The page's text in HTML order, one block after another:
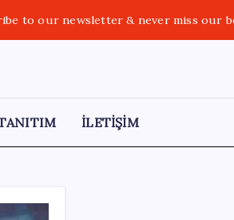
to our newsletter & never miss our
İLETİŞİM